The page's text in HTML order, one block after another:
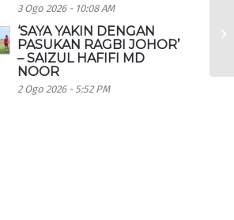
3 Ogo 2026 - 10:08 AM
‘SAYA YAKIN DENGAN
PASUKAN RAGBI JOHOR’
– SAIZUL HAFIFI MD
NOOR
2 Ogo 2026 - 5:52 PM